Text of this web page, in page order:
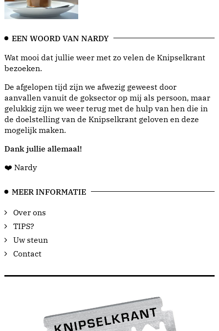
EEN WOORD VAN NARDY
Wat mooi dat jullie weer met zo velen de Knipselkrant
bezoeken.
De afgelopen tijd zijn we afwezig geweest door
aanvallen vanuit de goksector op mij als persoon, maar
gelukkig zijn we weer terug met de hulp van hen die in
de doelstelling van de Knipselkrant geloven en deze
mogelijk maken.
Dank jullie allemaal!
❤️ Nardy
MEER INFORMATIE
Over ons
TIPS?
Uw steun
Contact